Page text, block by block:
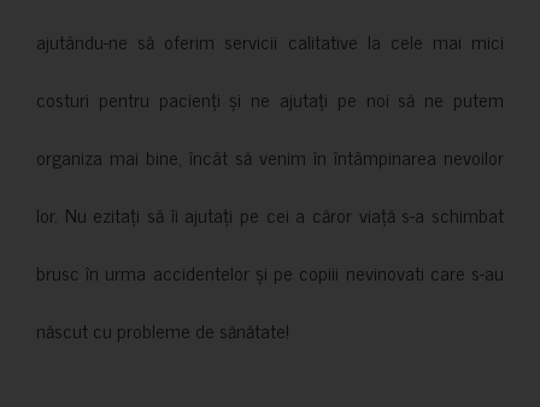
ajutându-ne să oferim servicii calitative la cele mai mici
costuri pentru pacienți și ne ajutați pe noi să ne putem
organiza mai bine, încât să venim în întâmpinarea nevoilor
lor. Nu ezitați să îi ajutați pe cei a căror viață s-a schimbat
brusc în urma accidentelor și pe copiii nevinovati care s-au
născut cu probleme de sănătate!